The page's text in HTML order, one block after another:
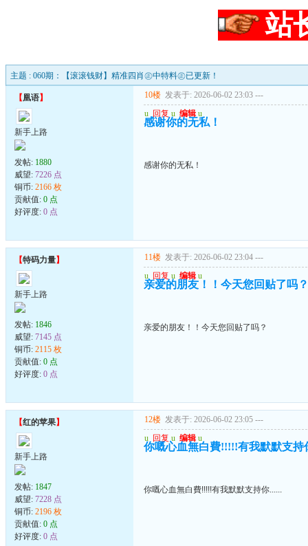
站
主题 : 060期：【滚滚钱财】精准四肖㊣中特料㊣已更新！
【凰语】
新手上路
发帖: 1880
威望: 7226 点
铜币: 2166 枚
贡献值: 0 点
好评度: 0 点
10楼 发表于: 2026-06-02 23:03 ---
u 回复 u 编辑 u
感谢你的无私！
感谢你的无私！
【特码力量】
新手上路
发帖: 1846
威望: 7145 点
铜币: 2115 枚
贡献值: 0 点
好评度: 0 点
11楼 发表于: 2026-06-02 23:04 ---
u 回复 u 编辑 u
亲爱的朋友！！今天您回贴了吗？
亲爱的朋友！！今天您回贴了吗？
【红的苹果】
新手上路
发帖: 1847
威望: 7228 点
铜币: 2196 枚
贡献值: 0 点
好评度: 0 点
12楼 发表于: 2026-06-02 23:05 ---
u 回复 u 编辑 u
你嘅心血無白費!!!!!有我默默支持
你嘅心血無白費!!!!!有我默默支持你......